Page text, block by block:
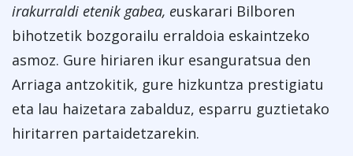
irakurraldi etenik gabea, euskarari Bilboren
bihotzetik bozgorailu erraldoia eskaintzeko
asmoz. Gure hiriaren ikur esanguratsua den
Arriaga antzokitik, gure hizkuntza prestigiatu
eta lau haizetara zabalduz, esparru guztietako
hiritarren partaidetzarekin.